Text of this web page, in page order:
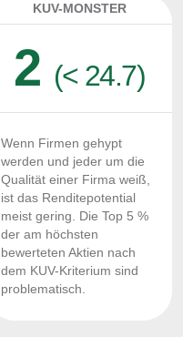
KUV-MONSTER
2 (< 24.7)
Wenn Firmen gehypt
werden und jeder um die
Qualität einer Firma weiß,
ist das Renditepotential
meist gering. Die Top 5 %
der am höchsten
bewerteten Aktien nach
dem KUV-Kriterium sind
problematisch.